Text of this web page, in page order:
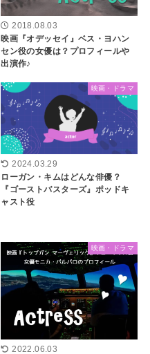
2018.08.03
映画『オデッセイ』ベス・ヨハン
セン役の女優は？プロフィールや
出演作♪
映画・ドラマ
2024.03.29
ローガン・キムはどんな俳優？
『ゴーストバスターズ』ポッドキ
ャスト役
映画・ドラマ
2022.06.03